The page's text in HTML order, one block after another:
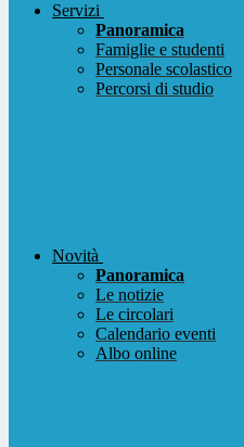
Servizi
Panoramica
Famiglie e studenti
Personale scolastico
Percorsi di studio
Novità
Panoramica
Le notizie
Le circolari
Calendario eventi
Albo online